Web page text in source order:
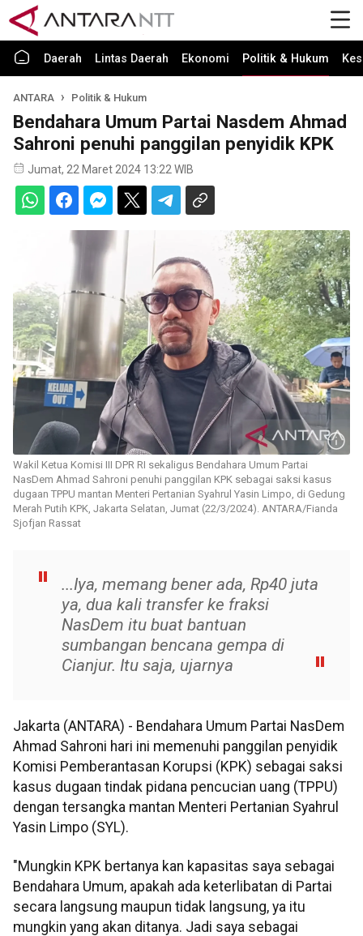
Daerah Lintas Daerah Ekonomi Politik & Hukum
ANTARA Politik & Hukum
Bendahara Umum Partai Nasdem Ahmad
Sahroni penuhi panggilan penyidik KPK
Jumat, 22 Maret 2024 13:22 WIB
Wakil Ketua Komisi III DPR RI sekaligus Bendahara Umum Partai
NasDem Ahmad Sahroni penuhi panggilan KPK sebagai saksi kasus
dugaan TPPU mantan Menteri Pertanian Syahrul Yasin Limpo, di Gedung
Merah Putih KPK, Jakarta Selatan, Jumat (22/3/2024). ANTARA/Fianda
Sjofjan Rassat
...Iya, memang bener ada, Rp40 juta
ya, dua kali transfer ke fraksi
NasDem itu buat bantuan
sumbangan bencana gempa di
Cianjur. Itu saja, ujarnya
Jakarta (ANTARA) - Bendahara Umum Partai NasDem
Ahmad Sahroni hari ini memenuhi panggilan penyidik
Komisi Pemberantasan Korupsi (KPK) sebagai saksi
kasus dugaan tindak pidana pencucian uang (TPPU)
dengan tersangka mantan Menteri Pertanian Syahrul
Yasin Limpo (SYL).
"Mungkin KPK bertanya kan kapasitas saya sebagai
Bendahara Umum, apakah ada keterlibatan di Partai
secara langsung maupun tidak langsung, ya itu
mungkin yang akan ditanya. Jadi saya sebagai